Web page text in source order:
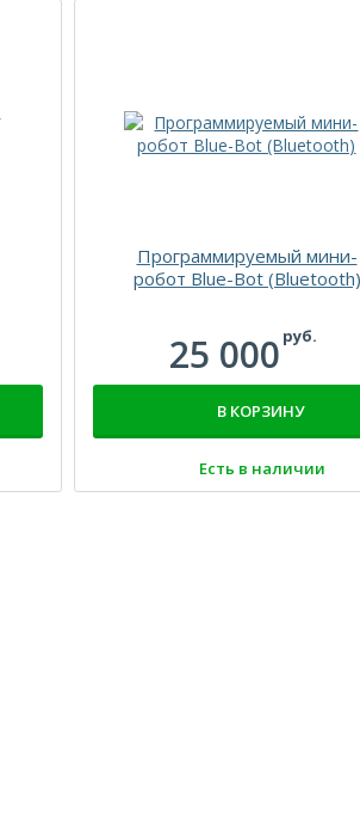
Программируемый мини-
робот Blue-Bot (Bluetooth)
25 000руб.
В КОРЗИНУ
Есть в наличии